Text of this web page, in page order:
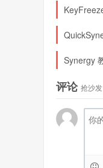
Synergy
评论 抢沙发